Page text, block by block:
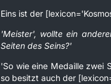
Eins ist der
'Meister', wollte ein
Seiten des Seins?'
'So wie eine Medaille zwei
so besitzt auch der